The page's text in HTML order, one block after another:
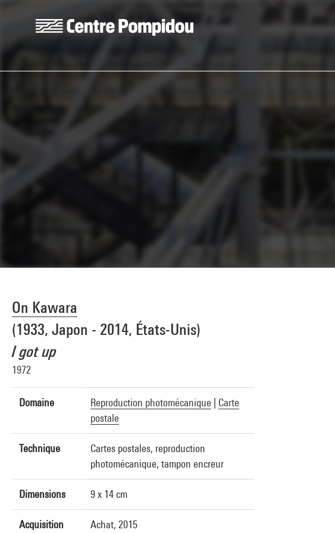
On Kawara
(1933, Japon - 2014, États-Unis)
I got up
1972
Domaine Reproduction photomécanique
Carte
postale
Technique
Cartes postales, reproduction
photomécanique, tampon encreur
Dimensions 9 x 14 cm
Acquisition Achat, 2015